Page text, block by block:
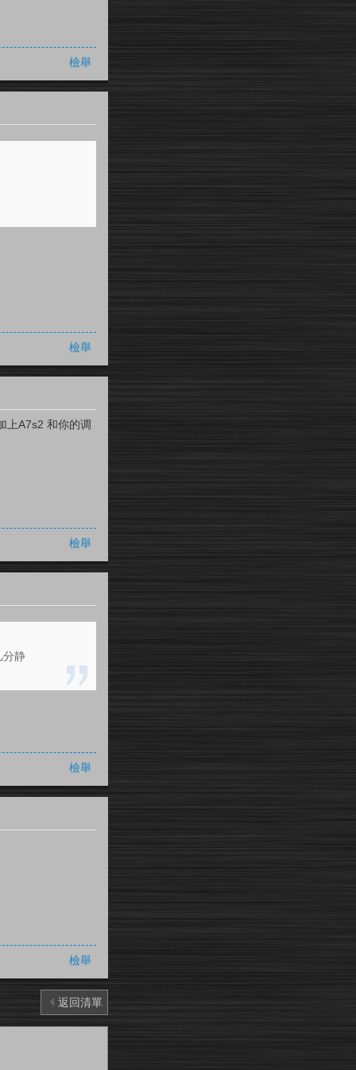
檢舉
檢舉
上A7s2 和你的调
檢舉
分静
檢舉
檢舉
返回清單